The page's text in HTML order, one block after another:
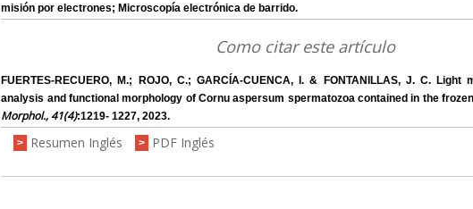
misión por electrones; Microscopía electrónica de barrido.
Como citar este artículo
FUERTES-RECUERO, M.; ROJO, C.; GARCÍA-CUENCA, I. & FONTANILLAS, J. C.
analysis and functional morphology of Cornu aspersum spermatozoa contained in the
Morphol., 41(4):1219- 1227, 2023.
> Resumen Inglés > PDF Inglés